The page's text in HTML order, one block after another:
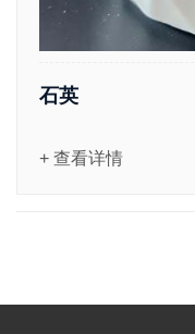
石英
+ 查看详情